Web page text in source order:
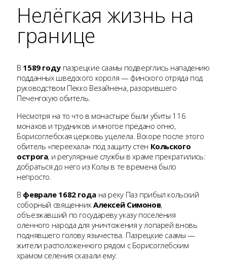
Нелёгкая жизнь на
границе
В 1589 годупазрецкие саамы подверглись нападению
подданных шведского короля — финского отряда под
руководством Пекко Везайнена, разорившего
Печенгскую обитель.
Несмотря на то что в монастыре были убиты 116
монахов и трудников и многое предано огню,
Борисоглебская церковь уцелела. Вскоре после этого
обитель «переехала» под защиту стен Кольского
острога, и регулярные службы в храме прекратились:
добраться до него из Колы в те времена было
непросто.
В феврале 1682 годана реку Паз прибыл кольский
соборный священник Алексей Симонов,
объезжавший по государеву указу поселения
оленного народа для уничтожения у лопарей вновь
поднявшего голову язычества. Пазрецкие саамы —
жители расположенного рядом с Борисоглебским
храмом селения сказали ему: